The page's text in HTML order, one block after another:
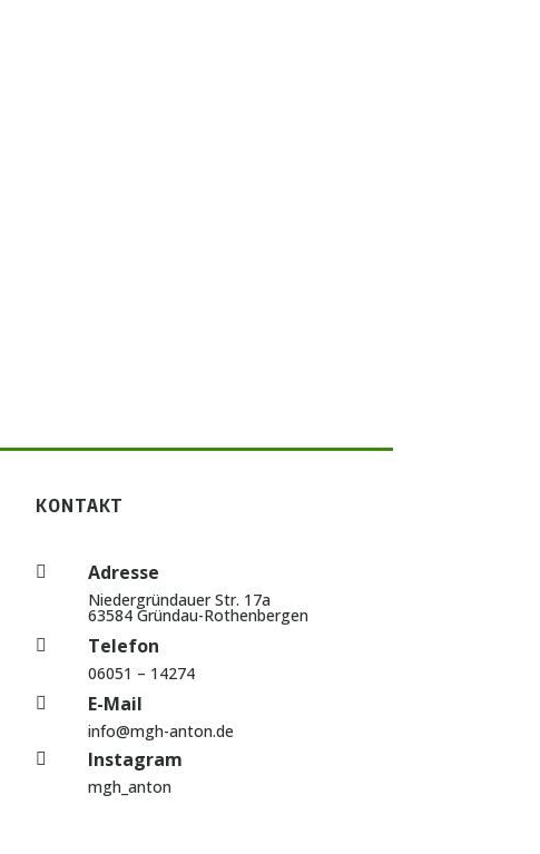
KONTAKT
 Adresse
Niedergründauer Str. 17a
63584 Gründau-Rothenbergen
 Telefon
06051 – 14274
 E-Mail
info@mgh-anton.de
 Instagram
mgh_anton